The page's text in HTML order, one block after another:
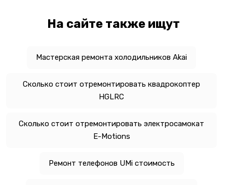
На сайте также ищут
Мастерская ремонта холодильников Akai
Сколько стоит отремонтировать квадрокоптер
HGLRC
Сколько стоит отремонтировать электросамокат
E-Motions
Ремонт телефонов UMi стоимость